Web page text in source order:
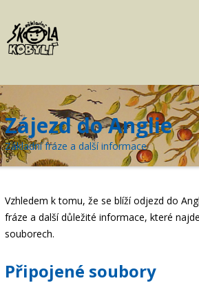
Aktuality
Volný čas
Kontakt
žákovská knížka
objednání obědů
Menu
Zájezd do Anglie
Základní fráze a další informace
Vzhledem k tomu, že se blíží odjezd do
fráze a další důležité informace, které
souborech.
Připojené soubory